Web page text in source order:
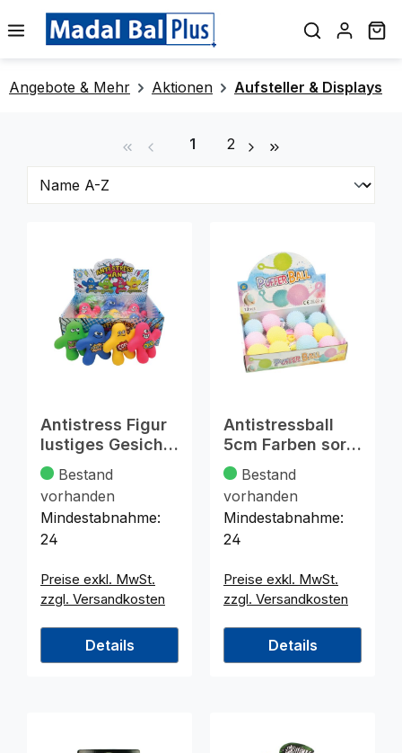
springen
Angebote & Mehr Aktionen Aufsteller & Displays
Seite
1 Seite
2
Antistress Figur
lustiges Gesicht
12cm 5Fb.sort
Bestand
vorhanden
Mindestabnahme:
24
Preise exkl. MwSt.
zzgl. Versandkosten
Details
Antistressball
5cm Farben sort.
im 12er Display
Bestand
vorhanden
Mindestabnahme:
24
Preise exkl. MwSt.
zzgl. Versandkosten
Details